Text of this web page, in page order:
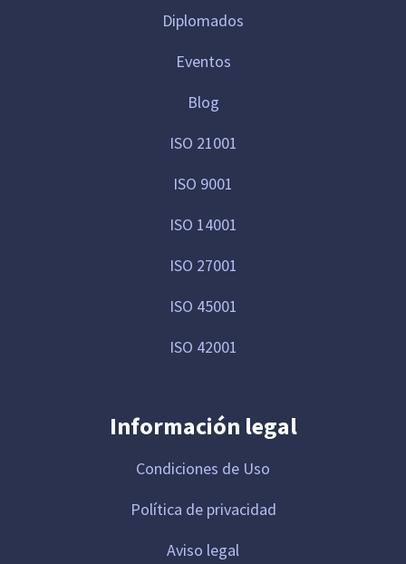
Diplomados
Eventos
Blog
ISO 21001
ISO 9001
ISO 14001
ISO 27001
ISO 45001
ISO 42001
Información legal
Condiciones de Uso
Política de privacidad
Aviso legal